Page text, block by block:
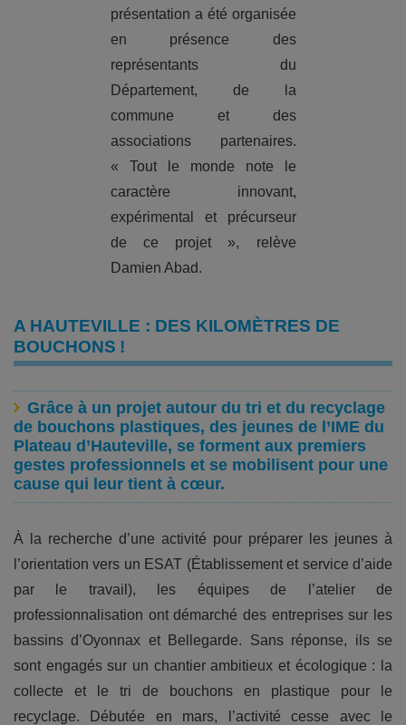
présentation a été organisée
en présence des
représentants du
Département, de la
commune et des
associations partenaires.
« Tout le monde note le
caractère innovant,
expérimental et précurseur
de ce projet », relève
Damien Abad.
A HAUTEVILLE : DES KILOMÈTRES DE
BOUCHONS !
Grâce à un projet autour du tri et du recyclage
de bouchons plastiques, des jeunes de l’IME du
Plateau d’Hauteville, se forment aux premiers
gestes professionnels et se mobilisent pour une
cause qui leur tient à cœur.
À la recherche d’une activité pour préparer les jeunes à
l’orientation vers un ESAT (Établissement et service d’aide
par le travail), les équipes de l’atelier de
professionnalisation ont démarché des entreprises sur les
bassins d’Oyonnax et Bellegarde. Sans réponse, ils se
sont engagés sur un chantier ambitieux et écologique : la
collecte et le tri de bouchons en plastique pour le
recyclage. Débutée en mars, l’activité cesse avec le